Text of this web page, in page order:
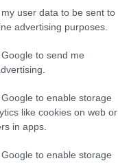
user data to be sent to
advertising purposes.
to send me
to enable storage
like cookies on web or
in apps.
to enable storage